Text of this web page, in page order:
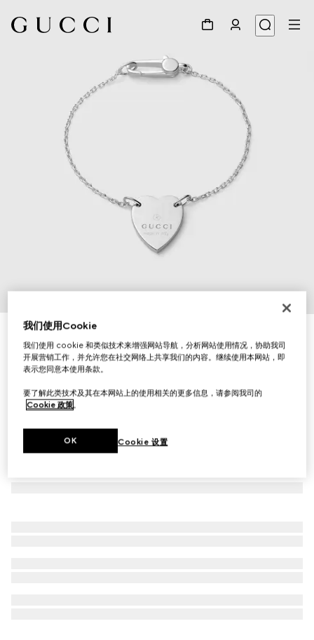
饰Gucci标识心形吊坠手镯
£265
我们使用Cookie
我们使用 cookie 和类似技术来增强网站导航，分析网站使用情况，协助我司
开展营销工作，并允许您在社交网络上共享我们的内容。继续使用本网站，即
表示您同意本使用条款。
要了解此类技术及其在本网站上的使用相关的更多信息，请参阅我司的
Cookie 政策。
Cookie 设置
OK